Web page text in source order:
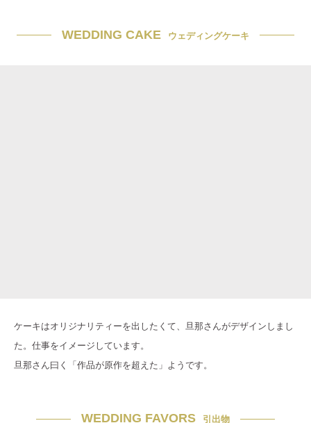
WEDDING CAKE ウェディングケーキ
ケーキはオリジナリティーを出したくて、旦那さんがデザインしまし
た。仕事をイメージしています。
旦那さん曰く「作品が原作を超えた」ようです。
WEDDING FAVORS 引出物